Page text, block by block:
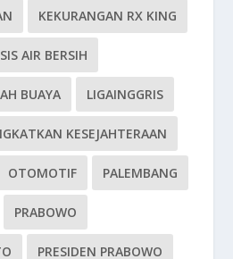
KEKURANGAN RX KING
AIR BERSIH
BUAYA LIGAINGGRIS
KESEJAHTERAAN
OTOMOTIF PALEMBANG
PRABOWO
PRESIDEN PRABOWO